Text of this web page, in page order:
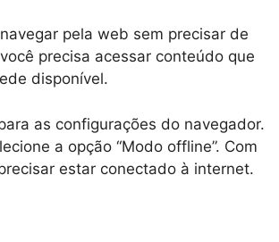
pela web sem precisar de
precisa acessar conteúdo que
disponível.
as configurações do navegador.
a opção “Modo offline”. Com
estar conectado à internet.